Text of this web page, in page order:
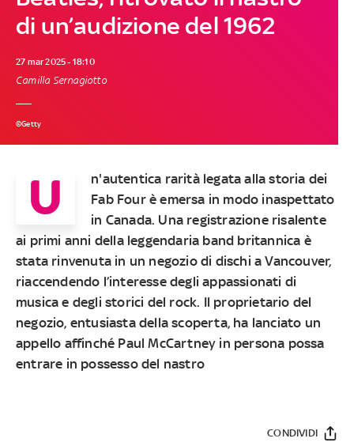
di un’audizione del 1962
27 mar 2025 - 18:10
Camilla Sernagiotto
©Getty
U
n'autentica rarità legata alla storia dei
Fab Four è emersa in modo inaspettato
in Canada. Una registrazione risalente
ai primi anni della leggendaria band britannica è
stata rinvenuta in un negozio di dischi a Vancouver,
riaccendendo l’interesse degli appassionati di
musica e degli storici del rock. Il proprietario del
negozio, entusiasta della scoperta, ha lanciato un
appello affinché Paul McCartney in persona possa
entrare in possesso del nastro
CONDIVIDI